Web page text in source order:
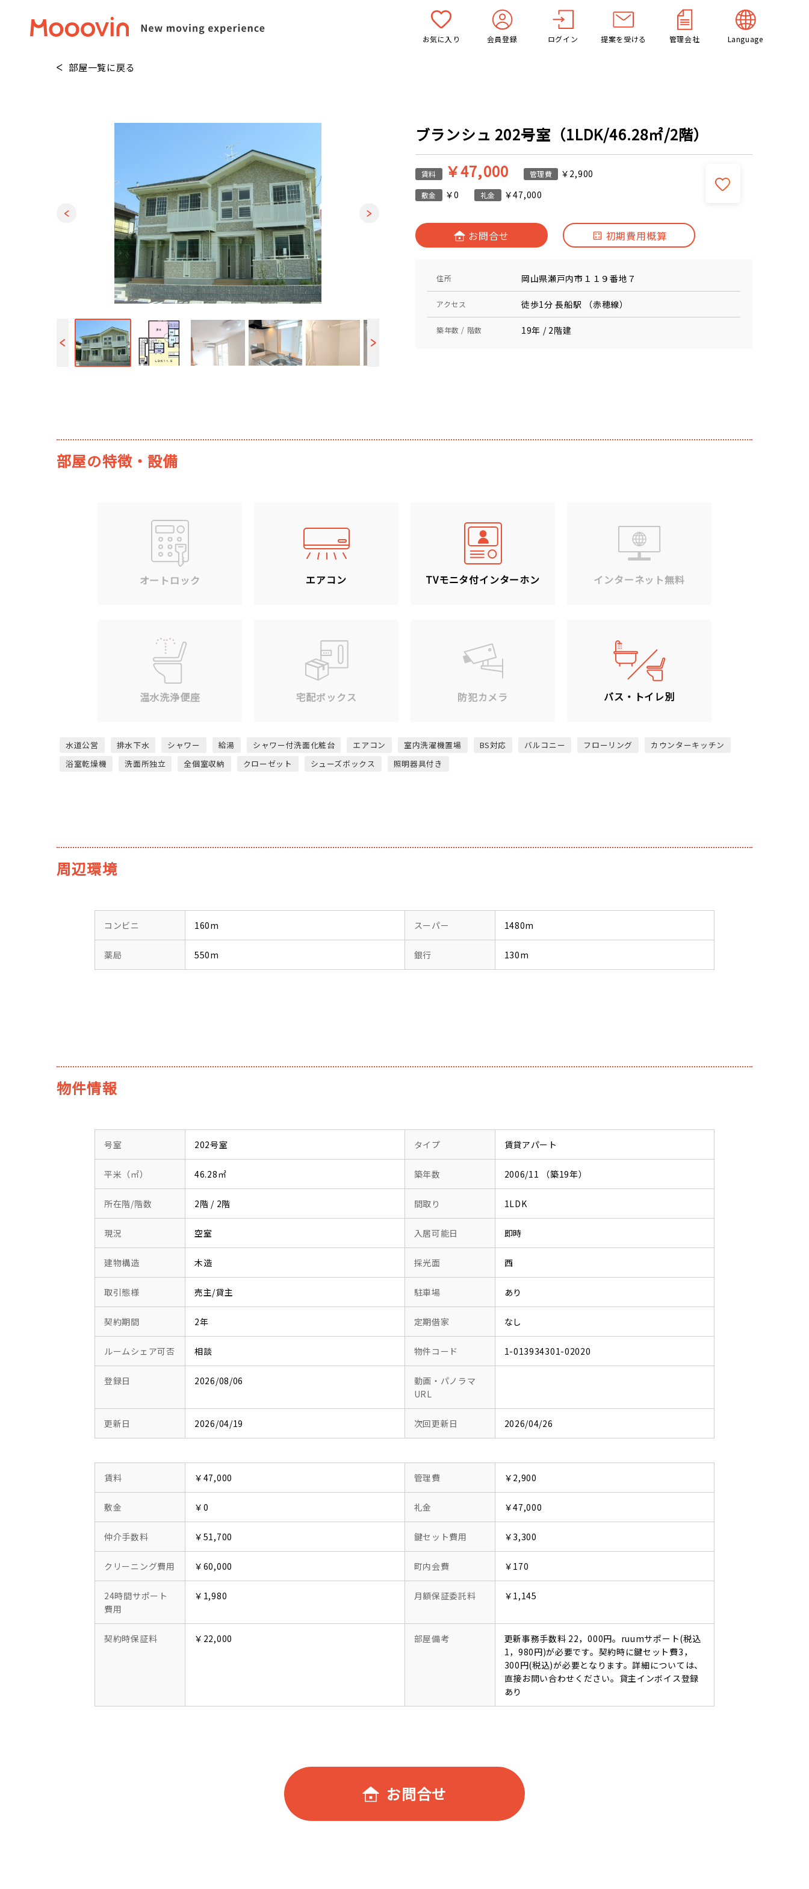
お気に入り 会員登録 ログイン 提案を受ける 管理会社 Language
部屋一覧に戻る
ブランシュ 202号室（1LDK/46.28㎡/2階）
賃料 ￥47,000 管理費 ￥2,900
敷金 ￥0 礼金 ￥47,000
お問合せ 初期費用概算
住所 岡山県瀬戸内市１１９番地７
アクセス 徒歩1分 長船駅 （赤穂線）
築年数 / 階数 19年 / 2階建
部屋の特徴・設備
オートロック エアコン TVモニタ付インターホン インターネット無料
温水洗浄便座 宅配ボックス 防犯カメラ バス・トイレ別
水道公営 排水下水 シャワー 給湯 シャワー付洗面化粧台 エアコン 室内洗濯機置場 BS対応 バルコニー フローリング
カウンターキッチン
浴室乾燥機
洗面所独立 全個室収納 クローゼット シューズボックス 照明器具付き
周辺環境
コンビニ 160m スーパー 1480m
薬局 550m 銀行 130m
物件情報
号室 202号室 タイプ 賃貸アパート
平米（㎡） 46.28㎡ 築年数 2006/11 （築19年）
所在階/階数 2階 / 2階 間取り 1LDK
現況 空室 入居可能日 即時
建物構造 木造 採光面 西
取引態様 売主/貸主 駐車場 あり
契約期間 2年 定期借家 なし
ルームシェア可否 相談 物件コード 1-013934301-02020
登録日 2026/08/06
動画・パノラマ
URL
更新日 2026/04/19 次回更新日 2026/04/26
賃料 ￥47,000 管理費 ￥2,900
敷金 ￥0 礼金 ￥47,000
仲介手数料 ￥51,700 鍵セット費用 ￥3,300
クリーニング費用 ￥60,000 町内会費 ￥170
24時間サポート
費用
￥1,980 月額保証委託料 ￥1,145
契約時保証料 ￥22,000 部屋備考
更新事務手数料 22，000円。ruumサポート(税込
1，980円)が必要です。契約時に鍵セット費3，
300円(税込)が必要となります。詳細については、
直接お問い合わせください。貸主インボイス登録
あり
お問合せ